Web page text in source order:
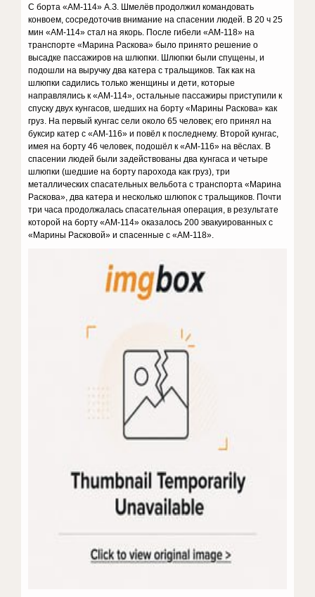
С борта «АМ-114» А.З. Шмелёв продолжил командовать
конвоем, сосредоточив внимание на спасении людей. В 20 ч 25
мин «АМ-114» стал на якорь. После гибели «АМ-118» на
транспорте «Марина Раскова» было принято решение о
высадке пассажиров на шлюпки. Шлюпки были спущены, и
подошли на выручку два катера с тральщиков. Так как на
шлюпки садились только женщины и дети, которые
направлялись к «АМ-114», остальные пассажиры приступили к
спуску двух кунгасов, шедших на борту «Марины Раскова» как
груз. На первый кунгас сели около 65 человек; его принял на
буксир катер с «АМ-116» и повёл к последнему. Второй кунгас,
имея на борту 46 человек, подошёл к «АМ-116» на вёслах. В
спасении людей были задействованы два кунгаса и четыре
шлюпки (шедшие на борту парохода как груз), три
металлических спасательных вельбота с транспорта «Марина
Раскова», два катера и несколько шлюпок с тральщиков. Почти
три часа продолжалась спасательная операция, в результате
которой на борту «АМ-114» оказалось 200 эвакуированных с
«Марины Расковой» и спасенные с «АМ-118».